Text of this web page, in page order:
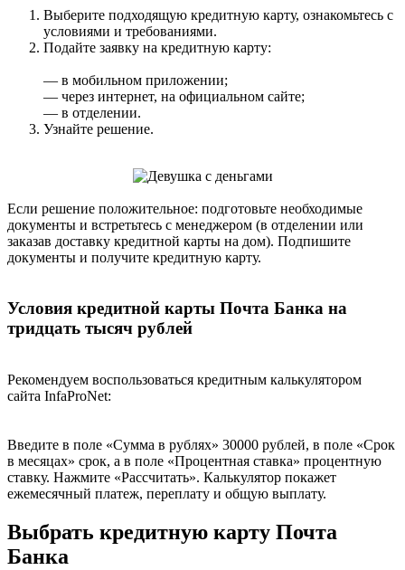
Выберите подходящую кредитную карту, ознакомьтесь с
условиями и требованиями.
Подайте заявку на кредитную карту:
— в мобильном приложении;
— через интернет, на официальном сайте;
— в отделении.
Узнайте решение.
Если решение положительное: подготовьте необходимые
документы и встретьтесь с менеджером (в отделении или
заказав доставку кредитной карты на дом). Подпишите
документы и получите кредитную карту.
Условия кредитной карты Почта Банка на
тридцать тысяч рублей
Рекомендуем воспользоваться кредитным калькулятором
сайта InfaProNet:
Введите в поле «Сумма в рублях» 30000 рублей, в поле «Срок
в месяцах» срок, а в поле «Процентная ставка» процентную
ставку. Нажмите «Рассчитать». Калькулятор покажет
ежемесячный платеж, переплату и общую выплату.
Выбрать кредитную карту Почта
Банка